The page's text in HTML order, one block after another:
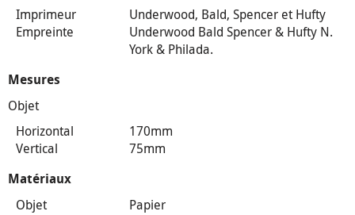
Imprimeur
Underwood, Bald, Spencer et Hufty
Empreinte
Underwood Bald Spencer & Hufty N.
York & Philada.
Mesures
Objet
Horizontal
170mm
Vertical
75mm
Matériaux
Objet Papier